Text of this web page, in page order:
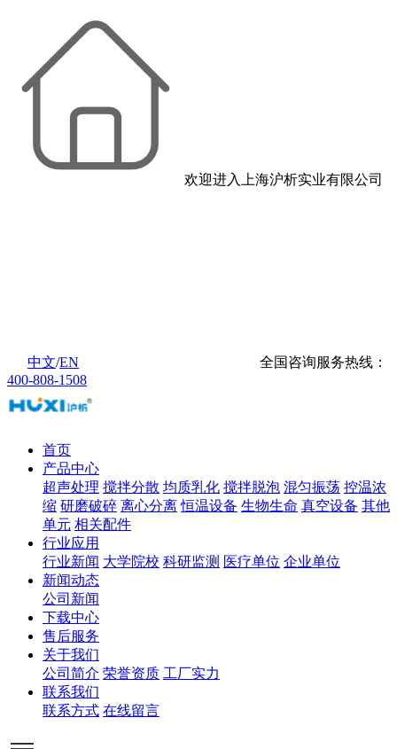
欢迎进入上海沪析实业有限公司
中文/EN
全国咨询服务热线：
400-808-1508
首页
产品中心
超声处理 搅拌分散 均质乳化 搅拌脱泡 混匀振荡 控温浓
缩 研磨破碎 离心分离 恒温设备 生物生命 真空设备 其他
单元 相关配件
行业应用
行业新闻 大学院校 科研监测 医疗单位 企业单位
新闻动态
公司新闻
下载中心
售后服务
关于我们
公司简介 荣誉资质 工厂实力
联系我们
联系方式 在线留言